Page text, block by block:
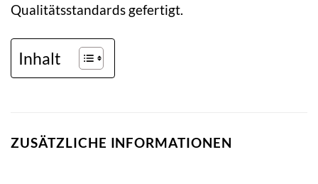
Qualitätsstandards gefertigt.
Inhalt
ZUSÄTZLICHE INFORMATIONEN